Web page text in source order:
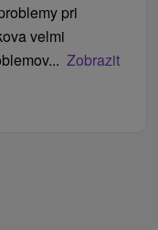
pri
velmi
Zobrazit